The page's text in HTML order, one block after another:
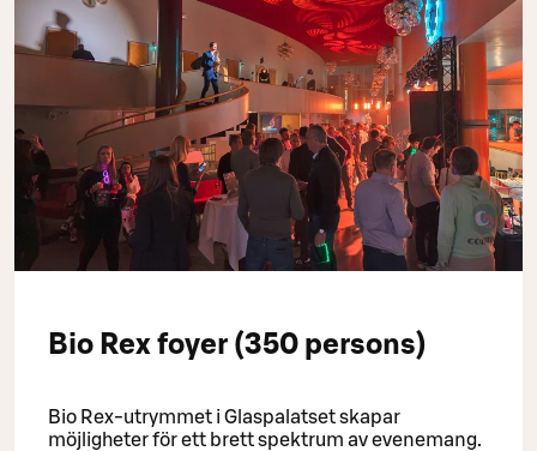
Bio Rex foyer (350 persons)
Bio Rex-utrymmet i Glaspalatset skapar
möjligheter för ett brett spektrum av evenemang.